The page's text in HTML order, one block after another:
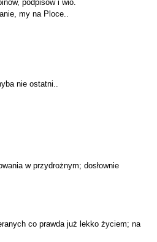
podpisów i wio.
my na Ploce..
nie ostatni..
w przydrożnym; dosłownie
co prawda już lekko życiem; na